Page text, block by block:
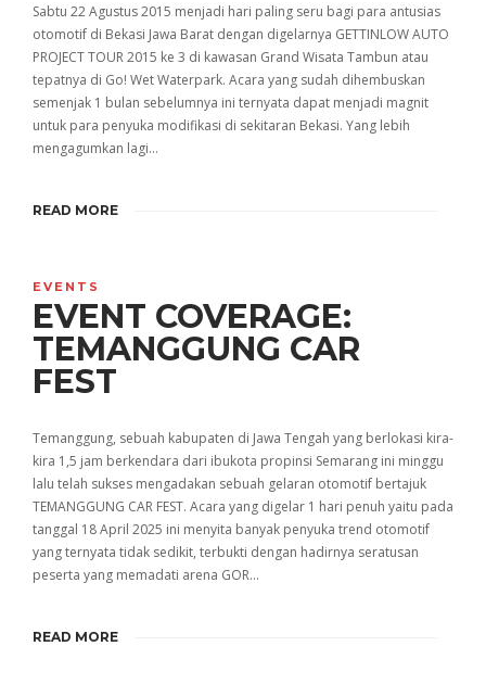
Sabtu 22 Agustus 2015 menjadi hari paling seru bagi para antusias
otomotif di Bekasi Jawa Barat dengan digelarnya GETTINLOW AUTO
PROJECT TOUR 2015 ke 3 di kawasan Grand Wisata Tambun atau
tepatnya di Go! Wet Waterpark. Acara yang sudah dihembuskan
semenjak 1 bulan sebelumnya ini ternyata dapat menjadi magnit
untuk para penyuka modifikasi di sekitaran Bekasi. Yang lebih
mengagumkan lagi…
READ MORE
EVENTS
EVENT COVERAGE:
TEMANGGUNG CAR
FEST
Temanggung, sebuah kabupaten di Jawa Tengah yang berlokasi kira-
kira 1,5 jam berkendara dari ibukota propinsi Semarang ini minggu
lalu telah sukses mengadakan sebuah gelaran otomotif bertajuk
TEMANGGUNG CAR FEST. Acara yang digelar 1 hari penuh yaitu pada
tanggal 18 April 2025 ini menyita banyak penyuka trend otomotif
yang ternyata tidak sedikit, terbukti dengan hadirnya seratusan
peserta yang memadati arena GOR…
READ MORE